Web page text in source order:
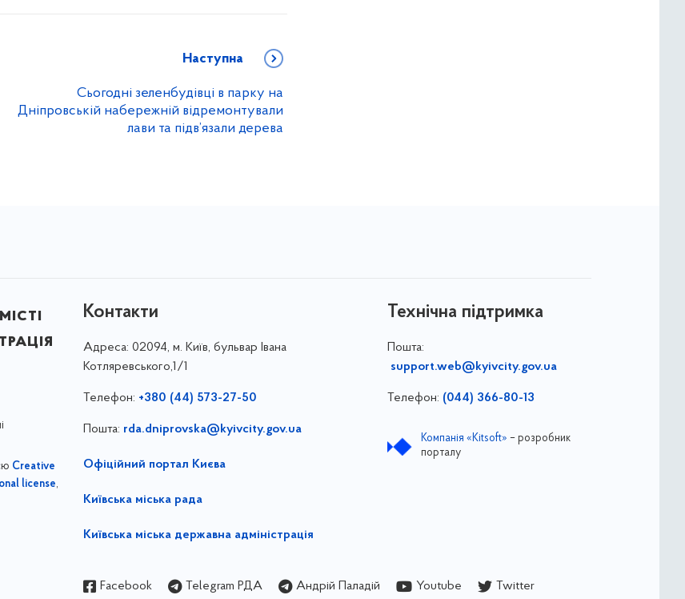
Наступна
Сьогодні зеленбудівці в парку на
Дніпровській набережній відремонтували
лави та підв’язали дерева
Creative
license,
Контакти
Адреса: 02094, м. Київ, бульвар Івана
Котляревського,1/1
Телефон: +380 (44) 573-27-50
Пошта: rda.dniprovska@kyivcity.gov.ua
Офіційний портал Києва
Київська міська рада
Київська міська державна адміністрація
Технічна підтримка
Пошта:
support.web@kyivcity.gov.ua
Телефон: (044) 366-80-13
Компанія «Kitsoft» – розробник
порталу
Facebook Telegram РДА Андрій Паладій Youtube Twitter